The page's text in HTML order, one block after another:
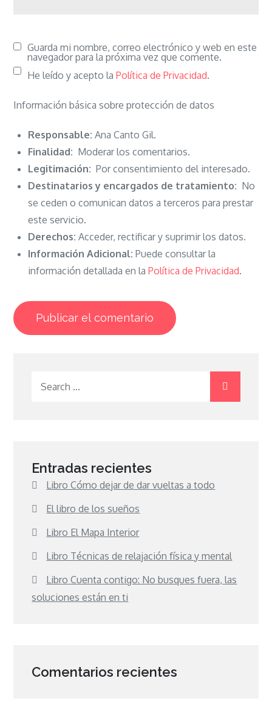
Guarda mi nombre, correo electrónico y web en este
navegador para la próxima vez que comente.
He leído y acepto laPolítica de Privacidad.
Información básica sobre protección de datos
Responsable: Ana Canto Gil.
Finalidad: Moderar los comentarios.
Legitimación: Por consentimiento del interesado.
Destinatarios y encargados de tratamiento: No
se ceden o comunican datos a terceros para prestar
este servicio.
Derechos: Acceder, rectificar y suprimir los datos.
Información Adicional: Puede consultar la
información detallada en laPolítica de Privacidad.
Entradas recientes
Libro Cómo dejar de dar vueltas a todo
El libro de los sueños
Libro El Mapa Interior
Libro Técnicas de relajación física y mental
Libro Cuenta contigo: No busques fuera, las
soluciones están en ti
Comentarios recientes